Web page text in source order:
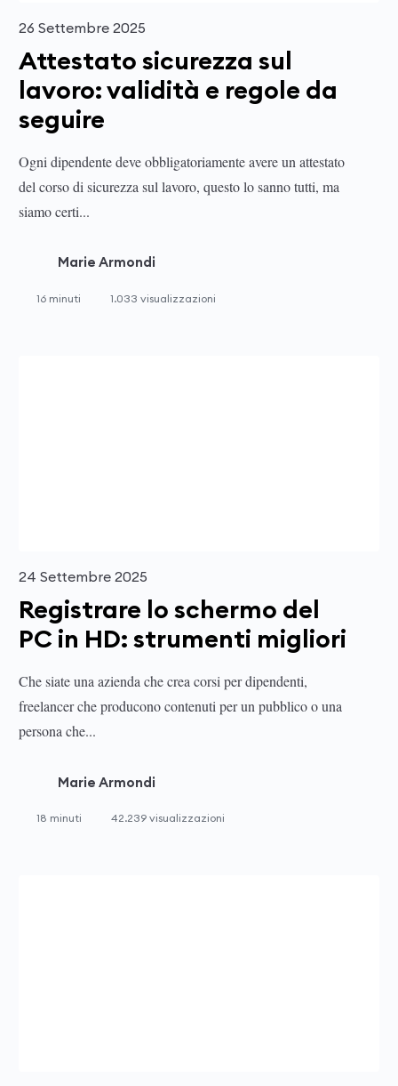
26 Settembre 2025
Attestato sicurezza sul
lavoro: validità e regole da
seguire
Ogni dipendente deve obbligatoriamente avere un attestato
del corso di sicurezza sul lavoro, questo lo sanno tutti, ma
siamo certi...
Marie Armondi
16 minuti 1.033 visualizzazioni
24 Settembre 2025
Registrare lo schermo del
PC in HD: strumenti migliori
Che siate una azienda che crea corsi per dipendenti,
freelancer che producono contenuti per un pubblico o una
persona che...
Marie Armondi
18 minuti 42.239 visualizzazioni